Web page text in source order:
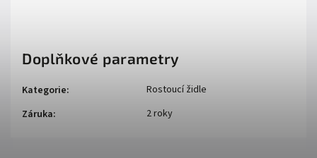
Doplňkové parametry
Kategorie:
Rostoucí židle
Záruka: 2 roky